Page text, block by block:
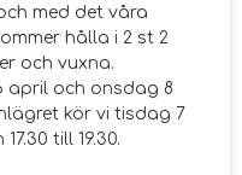
med det våra
hålla i 2 st 2
och vuxna.
april och onsdag 8
kör vi tisdag 7
till 19.30.